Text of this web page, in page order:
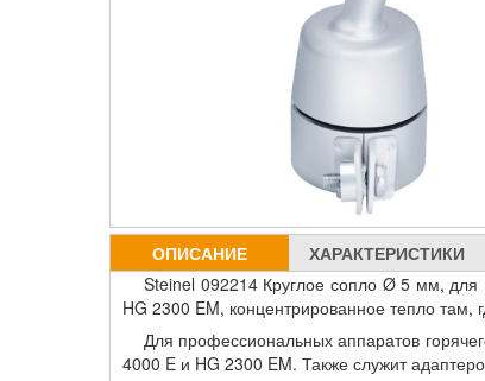
ОПИСАНИЕ ХАРАКТЕРИСТИКИ
Steinel 092214 Круглое сопло Ø 5 мм,
HG 2300 EM, концентрированное тепло там,
Для профессиональных аппаратов
4000 E и HG 2300 EM. Также служит